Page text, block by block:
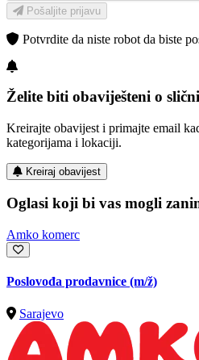
Pošaljite prijavu
Potvrdite da niste robot da biste
Želite biti obaviješteni o
Kreirajte obavijest i primajte email
kategorijama i lokaciji.
Kreiraj obavijest
Oglasi koji bi vas mogli
Amko komerc
Poslovođa prodavnice (m/ž)
Sarajevo